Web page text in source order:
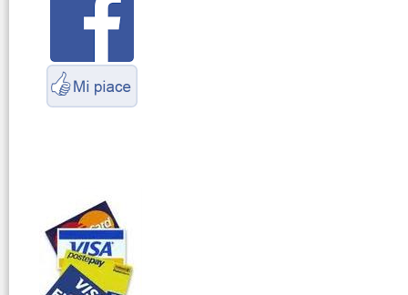
Servizio
Radioelettrico